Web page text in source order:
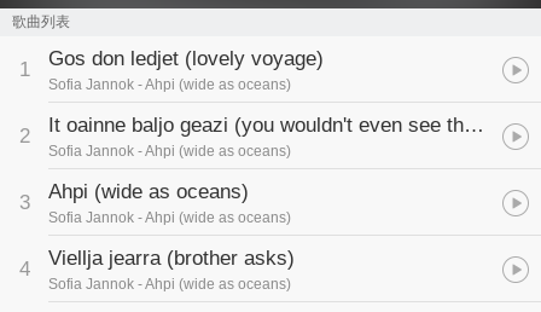
歌曲列表
1 Gos don ledjet (lovely voyage)
Sofia Jannok - Ahpi (wide as oceans)
2 It oainne baljo geazi (you wouldn't even see the end)
Sofia Jannok - Ahpi (wide as oceans)
3 Ahpi (wide as oceans)
Sofia Jannok - Ahpi (wide as oceans)
4 Viellja jearra (brother asks)
Sofia Jannok - Ahpi (wide as oceans)